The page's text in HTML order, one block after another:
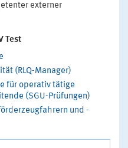
externer
Test
(RLQ-Manager)
für operativ tätige
(SGU-Prüfungen)
und -